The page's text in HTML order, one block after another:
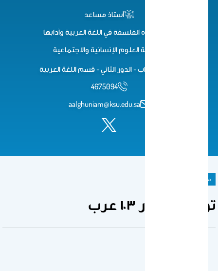
أستاذ مساعد
دكتوراه الفلسفة في اللغة العربية وآدابها
كلية العلوم اﻹنسانية واﻻجتماعية
كلية الآداب - الدور الثاني - قسم اللغة العربية
4675094
aalghuniam@ksu.edu.sa
مادة دراسية
توصيف مقرر ١٠٣ عرب